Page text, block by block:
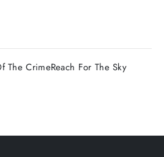
The CrimeReach For The Sky